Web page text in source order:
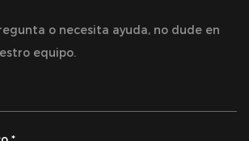
o necesita ayuda, no dude en
equipo.